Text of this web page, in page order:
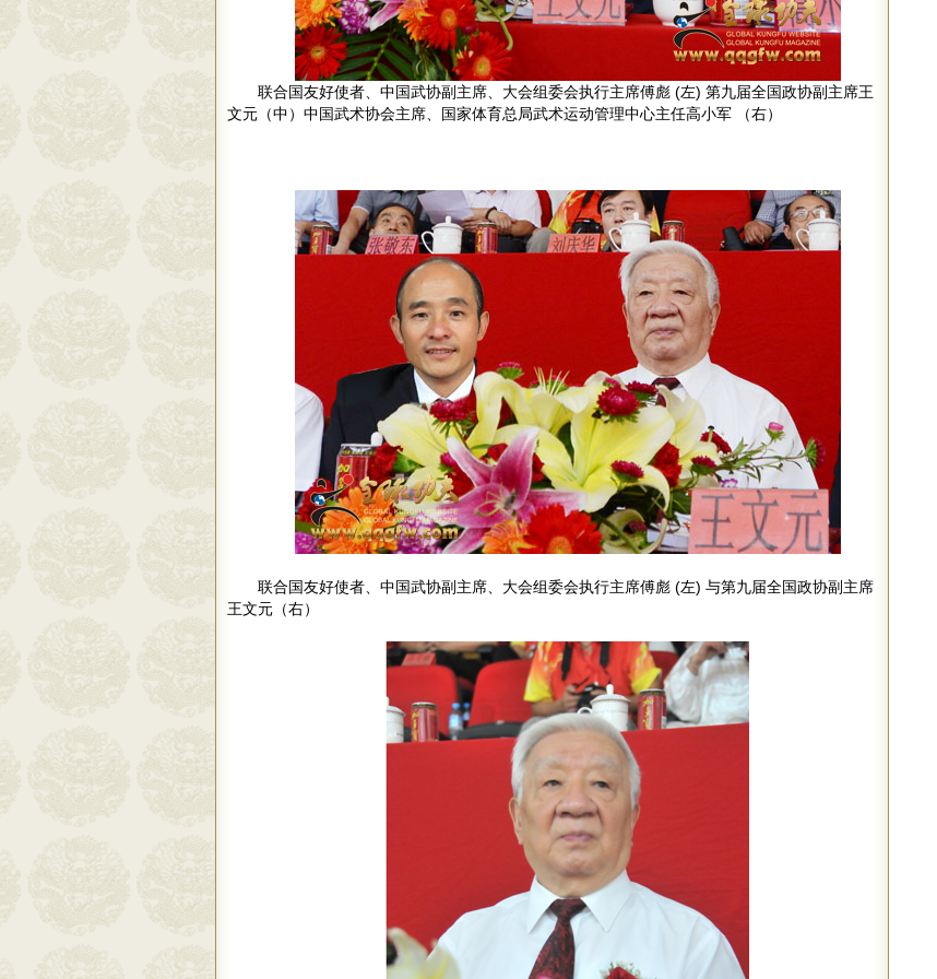
联合国友好使者、中国武协副主席、大会组委会执行主席傅彪 (左) 第九届全国政协副主席王
文元（中）中国武术协会主席、国家体育总局武术运动管理中心主任高小军 （右）
联合国友好使者、中国武协副主席、大会组委会执行主席傅彪 (左) 与第九届全国政协副主席
王文元（右）